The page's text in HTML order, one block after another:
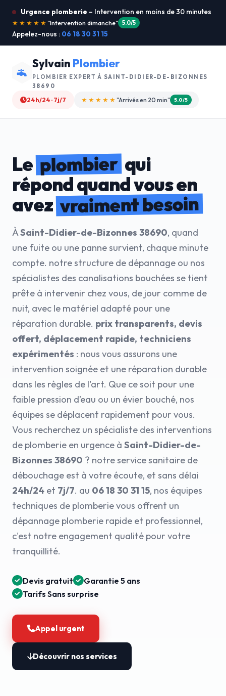
Urgence plomberie – Intervention en moins de 30 minutes
★★★★★"Je recommande !" 4.9/5
Appelez-nous : 06 18 30 31 15
Sylvain Plombier
PLOMBIER EXPERT À SAINT-DIDIER-DE-BIZONNES
38690
24h/24 · 7j/7 ★★★★☆ "Devis gratuit" 4.8/5
Leplombierqui
répond quand vous en
avezvraiment besoin
ÀSaint-Didier-de-Bizonnes 38690, quand
une fuite ou une panne survient, chaque minute
compte. notre structure de dépannage ou nos
spécialistes des canalisations bouchées se tient
prête à intervenir chez vous, de jour comme de
nuit, avec le matériel adapté pour une
réparation durable. prix transparents, devis
offert, déplacement rapide, techniciens
expérimentés : nous vous assurons une
intervention soignée et une réparation durable
dans les règles de l'art. Que ce soit pour une
faible pression d’eau ou un évier bouché, nos
équipes se déplacent rapidement pour vous.
Vous recherchez un spécialiste des interventions
de plomberie en urgence à Saint-Didier-de-
Bizonnes 38690 ? notre service sanitaire de
débouchage est à votre écoute, et sans délai
24h/24 et 7j/7. au 06 18 30 31 15, nos équipes
techniques de plomberie vous offrent un
dépannage plomberie rapide et professionnel,
c'est notre engagement qualité pour votre
tranquillité.
Devis gratuit
Garantie 5 ans
Tarifs Sans surprise
Appel urgent
Découvrir nos services